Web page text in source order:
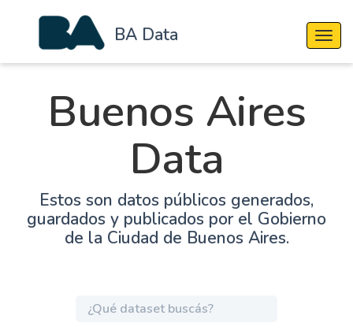
BA Data
Buenos Aires
Data
Estos son datos públicos generados,
guardados y publicados por el Gobierno
de la Ciudad de Buenos Aires.